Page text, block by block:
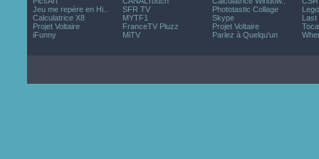
Jeu me repère en Hi..
Calculatrice X8
Projet Voltaire
iFunny
SFR TV
MYTF1
FranceTV Pluzz
MiTV
Phototastic Collage
Skype
Projet Voltaire
Parlez à Quelqu'un
Last